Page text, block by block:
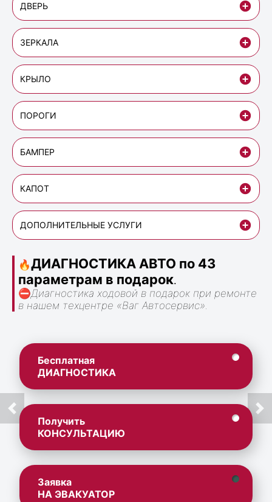
ДВЕРЬ
ЗЕРКАЛА
КРЫЛО
ПОРОГИ
БАМПЕР
КАПОТ
ДОПОЛНИТЕЛЬНЫЕ УСЛУГИ
🔥ДИАГНОСТИКА АВТО по 43
параметрам в подарок.
⛔Диагностика ходовой в подарок при ремонте
в нашем техцентре «Ваг Автосервис».
Бесплатная
ДИАГНОСТИКА
Получить
КОНСУЛЬТАЦИЮ
Заявка
НА ЭВАКУАТОР